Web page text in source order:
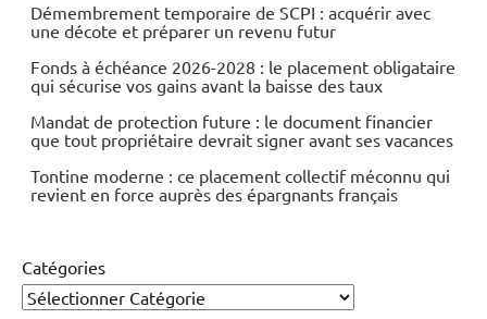
Démembrement temporaire de SCPI : acquérir avec
une décote et préparer un revenu futur
Fonds à échéance 2026-2028 : le placement obligataire
qui sécurise vos gains avant la baisse des taux
Mandat de protection future : le document financier
que tout propriétaire devrait signer avant ses vacances
Tontine moderne : ce placement collectif méconnu qui
revient en force auprès des épargnants français
Catégories